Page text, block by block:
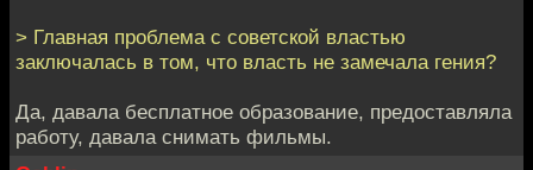
> Главная проблема с советской властью
заключалась в том, что власть не замечала гения?
Да, давала бесплатное образование, предоставляла
работу, давала снимать фильмы.